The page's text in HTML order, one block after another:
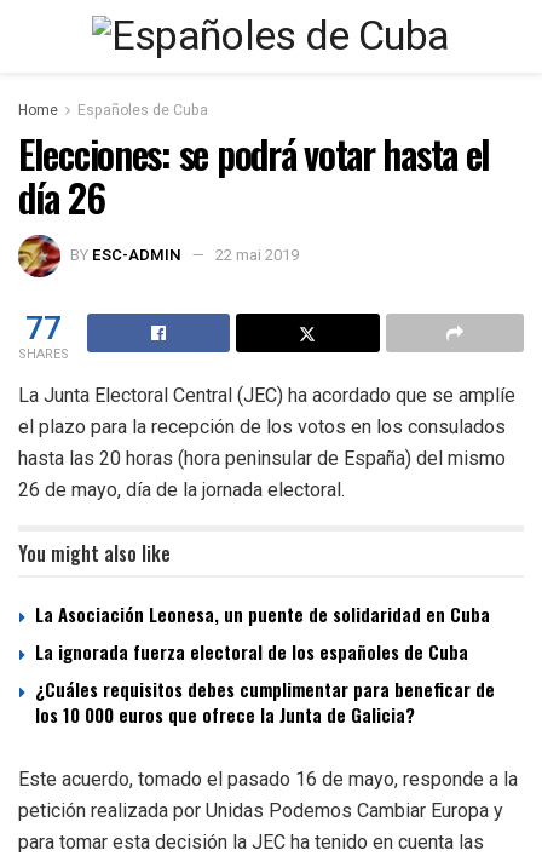
Home Españoles de Cuba
Elecciones: se podrá votar hasta el
día 26
BY ESC-ADMIN 22 mai 2019
77
SHARES
La Junta Electoral Central (JEC) ha acordado que se amplíe
el plazo para la recepción de los votos en los consulados
hasta las 20 horas (hora peninsular de España) del mismo
26 de mayo, día de la jornada electoral.
You might also like
La Asociación Leonesa, un puente de solidaridad en Cuba
La ignorada fuerza electoral de los españoles de Cuba
¿Cuáles requisitos debes cumplimentar para beneficar de
los 10 000 euros que ofrece la Junta de Galicia?
Este acuerdo, tomado el pasado 16 de mayo, responde a la
petición realizada por Unidas Podemos Cambiar Europa y
para tomar esta decisión la JEC ha tenido en cuenta las